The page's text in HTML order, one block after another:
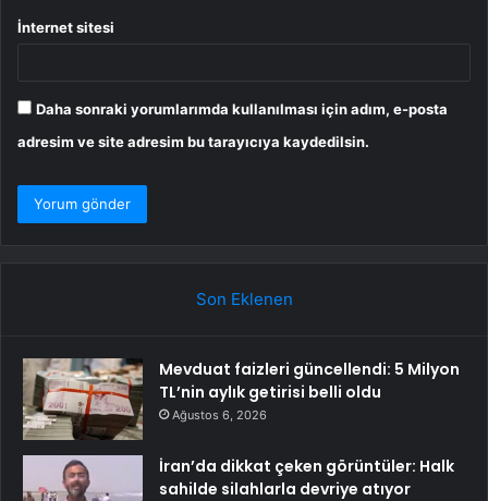
İnternet sitesi
Daha sonraki yorumlarımda kullanılması için adım, e-posta
adresim ve site adresim bu tarayıcıya kaydedilsin.
Son Eklenen
Mevduat faizleri güncellendi: 5 Milyon
TL’nin aylık getirisi belli oldu
Ağustos 6, 2026
İran’da dikkat çeken görüntüler: Halk
sahilde silahlarla devriye atıyor